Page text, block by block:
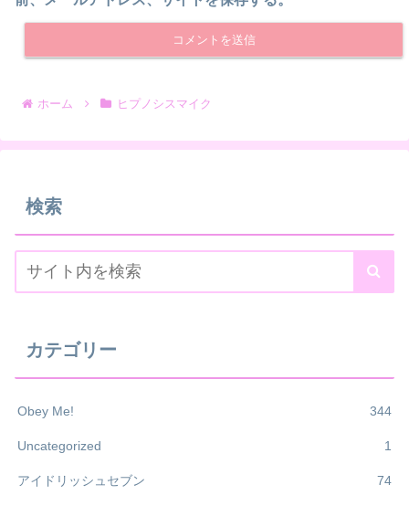
ホーム ヒプノシスマイク
検索
カテゴリー
Obey Me! 344
Uncategorized 1
アイドリッシュセブン 74